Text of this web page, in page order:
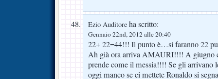
Ezio Auditore ha scritto:
Gennaio 22nd, 2012 alle 20:40
22+ 22=44!!! Il punto è…si faranno 22
Ah già ora arriva AMAURI!!!! A giugno
prende come il messia!!!! Se gli arrivano
oggi manco se ci mettete Ronaldo si